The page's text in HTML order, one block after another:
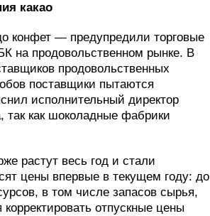
какао
конфет — предупредили торговые
на продовольственном рынке. В
продовольственных
поставщики пытаются
исполнительный директор
как шоколадные фабрики
растут весь год и стали
цены впервые в текущем году: до
в том числе запасов сырья,
отпускные цены